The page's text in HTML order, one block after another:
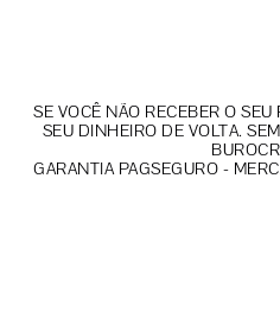
SE VOCÊ NÃO RECEBER O
SEU DINHEIRO DE VOLTA.
GARANTIA PAGSEGURO -